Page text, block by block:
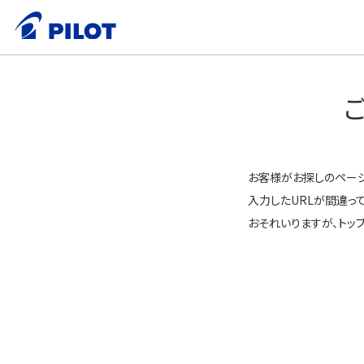
お客様がお探しのペー
入力したURLが間違っ
おそれいりますが、ト